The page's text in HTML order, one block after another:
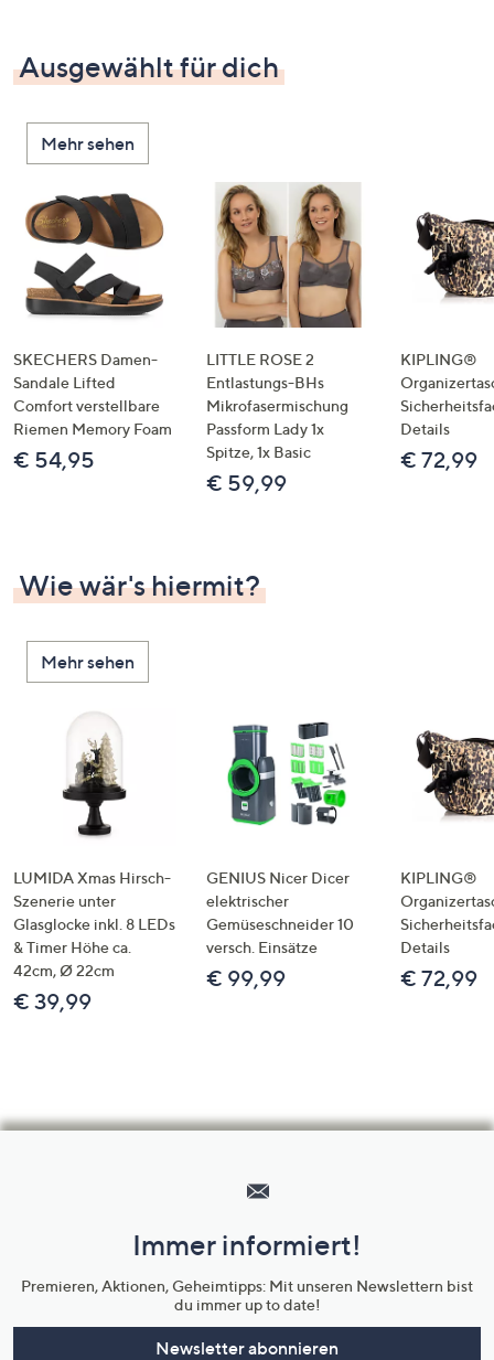
Ausgewählt für dich
Mehr sehen
SKECHERS Damen-
Sandale Lifted
Comfort verstellbare
Riemen Memory Foam
€ 54,95
LITTLE ROSE 2
Entlastungs-BHs
Mikrofasermischung
Passform Lady 1x
Spitze, 1x Basic
€ 59,99
KIPLING®
Details
€ 72,99
Wie wär's hiermit?
Mehr sehen
LUMIDA Xmas Hirsch-
Szenerie unter
Glasglocke inkl. 8 LEDs
& Timer Höhe ca.
42cm, Ø 22cm
€ 39,99
GENIUS Nicer Dicer
elektrischer
Gemüseschneider 10
versch. Einsätze
€ 99,99
KIPLING®
Details
€ 72,99
Unternehmensinformationen
Immer informiert!
Premieren, Aktionen, Geheimtipps: Mit unseren Newslettern bist
du immer up to date!
Newsletter abonnieren